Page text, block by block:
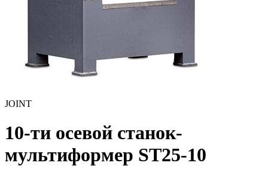
JOINT
10-ти осевой станок-
мультиформер ST25-10